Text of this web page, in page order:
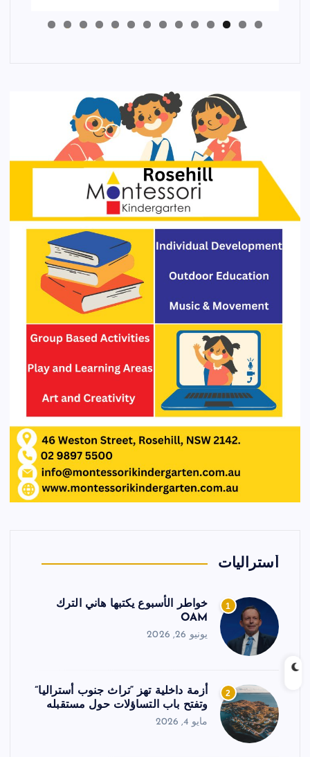
أستراليات
1
خواطر الأسبوع يكتبها هاني الترك
OAM
يونيو 26, 2026
2
أزمة داخلية تهز “تراث جنوب أستراليا”
وتفتح باب التساؤلات حول مستقبله
مايو 4, 2026